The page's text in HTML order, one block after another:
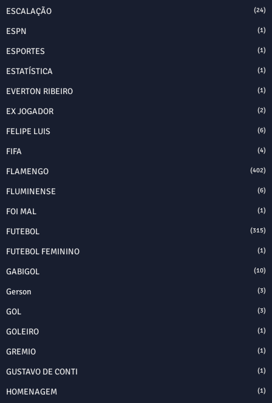
ESCALAÇÃO (24)
ESPN (1)
ESPORTES (1)
ESTATÍSTICA (1)
EVERTON RIBEIRO (1)
EX JOGADOR (2)
FELIPE LUIS (6)
FIFA (4)
FLAMENGO (402)
FLUMINENSE (6)
FOI MAL (1)
FUTEBOL (315)
FUTEBOL FEMININO (1)
GABIGOL (10)
Gerson (3)
GOL (3)
GOLEIRO (1)
GREMIO (1)
GUSTAVO DE CONTI (1)
HOMENAGEM (1)